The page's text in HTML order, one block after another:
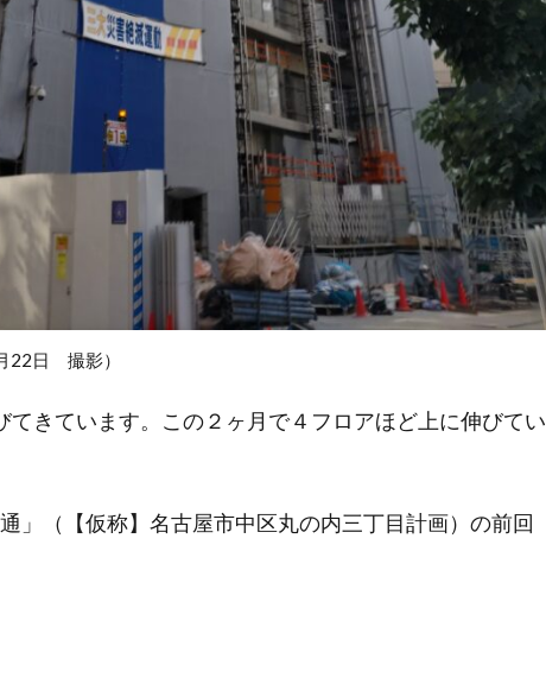
22日 撮影）
てきています。この２ヶ月で４フロアほど上に伸びてい
」（【仮称】名古屋市中区丸の内三丁目計画）の前回